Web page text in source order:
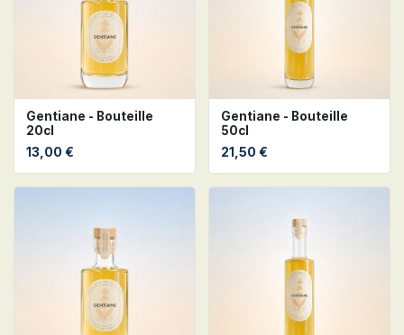
Gentiane - Bouteille
20cl
13,00 €
Gentiane - Bouteille
50cl
21,50 €